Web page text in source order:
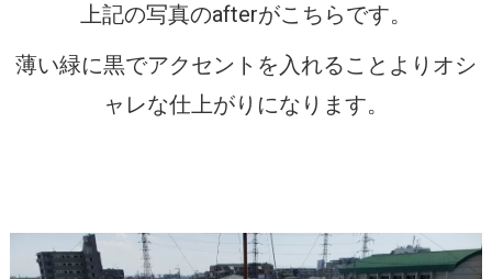
上記の写真のafterがこちらです。
薄い緑に黒でアクセントを入れることよりオシ
ャレな仕上がりになります。